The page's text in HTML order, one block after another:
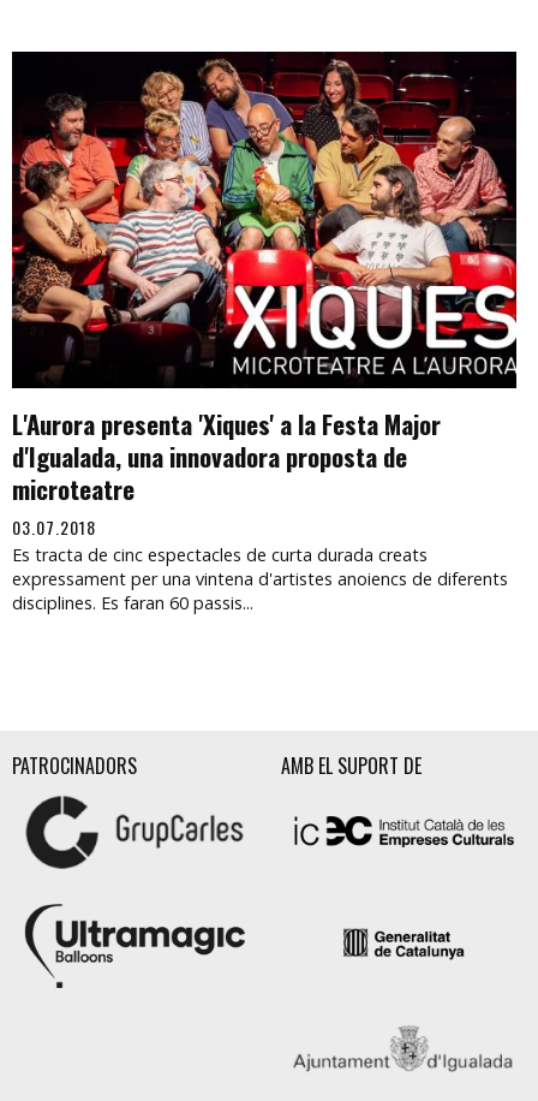
L'Aurora presenta 'Xiques' a la Festa Major
d'Igualada, una innovadora proposta de
microteatre
03.07.2018
Es tracta de cinc espectacles de curta durada creats
expressament per una vintena d'artistes anoiencs de diferents
disciplines. Es faran 60 passis...
PATROCINADORS AMB EL SUPORT DE